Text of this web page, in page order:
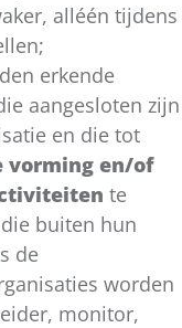
alléén tijdens
erkende
aangesloten zijn
en die tot
vorming en/of
te
buiten hun
de
worden
monitor,